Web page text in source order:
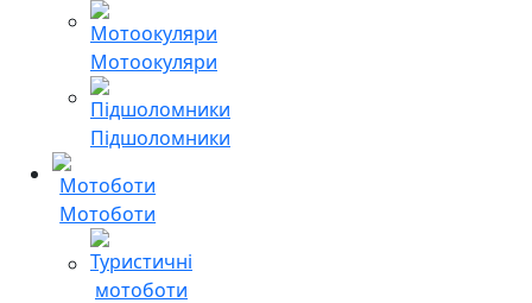
Мотоокуляри
Підшоломники
Мотоботи